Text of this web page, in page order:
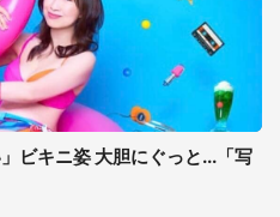
ビキニ姿 大胆にぐっと...「写